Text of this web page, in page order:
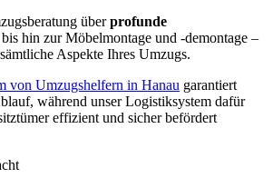
überprofunde
bis hin zur Möbelmontage und -demontage –
Aspekte Ihres Umzugs.
von Umzugshelfern in Hanau garantiert
während unser Logistiksystem dafür
effizient und sicher befördert